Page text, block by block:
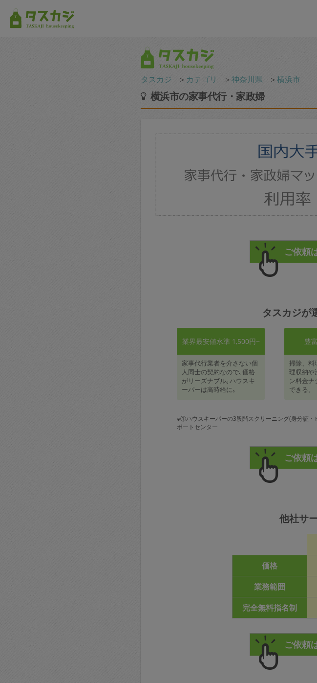
タスカジ ＞ カテゴリ ＞神奈川県 ＞横浜市
横浜市の家事代行・家政婦
タスカジが
業界最安値水準 1,500円~
家事代行業者を介さない個
人同士の契約なので､価格
がリーズナブル｡ハウスキ
ーパーは高時給に｡
豊
掃除、料
理収納や
ン料金
できる。
※①ハウスキーパーの3段階スクリーニング(身分証
ポートセンター
他社サ
価格
業務範囲
完全無料指名制